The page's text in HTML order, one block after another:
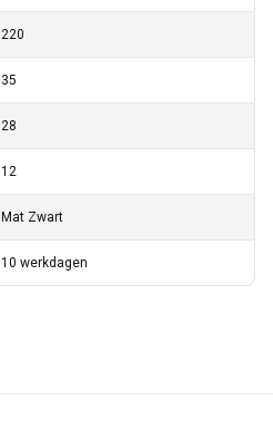
220
35
28
12
Mat Zwart
10 werkdagen